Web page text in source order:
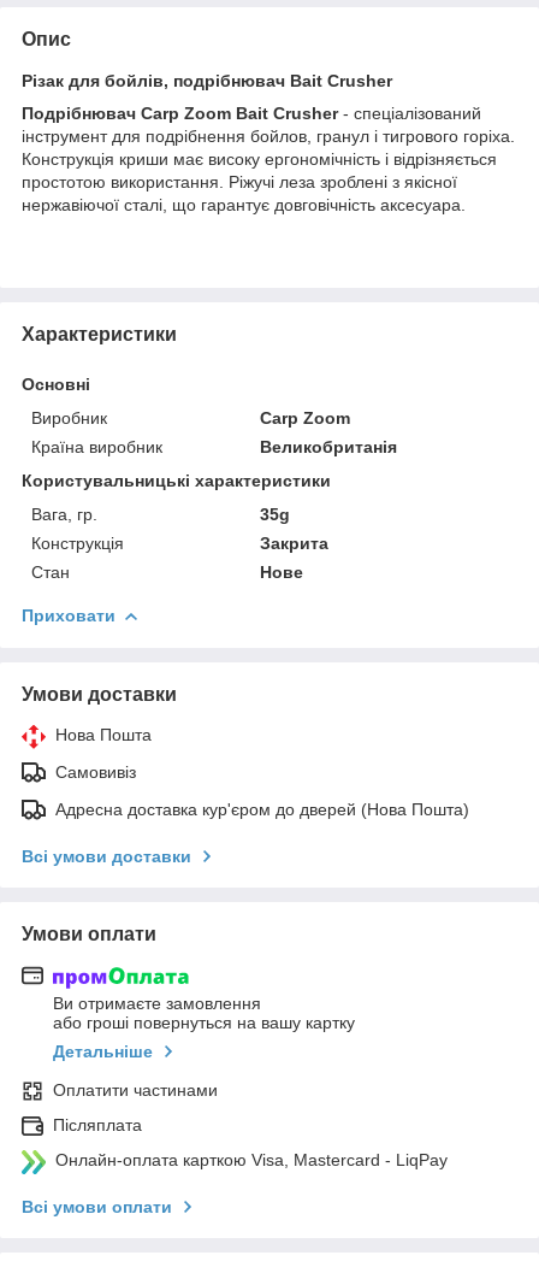
Опис
Різак для бойлів, подрібнювач Bait Crusher
Подрібнювач Carp Zoom Bait Crusher- спеціалізований
інструмент для подрібнення бойлов, гранул і тигрового горіха.
Конструкція криши має високу ергономічність і відрізняється
простотою використання. Ріжучі леза зроблені з якісної
нержавіючої сталі, що гарантує довговічність аксесуара.
Характеристики
Основні
Виробник
Carp Zoom
Країна виробник
Великобританія
Користувальницькі характеристики
Вага, гр.
35g
Конструкція
Закрита
Стан
Нове
Приховати
Умови доставки
Нова Пошта
Самовивіз
Адресна доставка кур'єром до дверей (Нова Пошта)
Всі умови доставки
Умови оплати
Ви отримаєте замовлення
або гроші повернуться на вашу картку
Детальніше
Оплатити частинами
Післяплата
Онлайн-оплата карткою Visa, Mastercard - LiqPay
Всі умови оплати